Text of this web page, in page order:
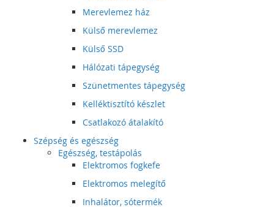
Merevlemez ház
Külső merevlemez
Külső SSD
Hálózati tápegység
Szünetmentes tápegység
Kelléktisztító készlet
Csatlakozó átalakító
Szépség és egészség
Egészség, testápolás
Elektromos fogkefe
Elektromos melegítő
Inhalátor, sótermék